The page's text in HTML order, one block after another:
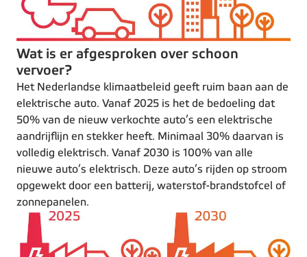
Wat is er afgesproken over schoon
vervoer?
Het Nederlandse klimaatbeleid geeft ruim baan aan de
elektrische auto. Vanaf 2025 is het de bedoeling dat
50% van de nieuw verkochte auto’s een elektrische
aandrijflijn en stekker heeft. Minimaal 30% daarvan is
volledig elektrisch. Vanaf 2030 is 100% van alle
nieuwe auto’s elektrisch. Deze auto’s rijden op stroom
opgewekt door een batterij, waterstof-brandstofcel of
zonnepanelen.